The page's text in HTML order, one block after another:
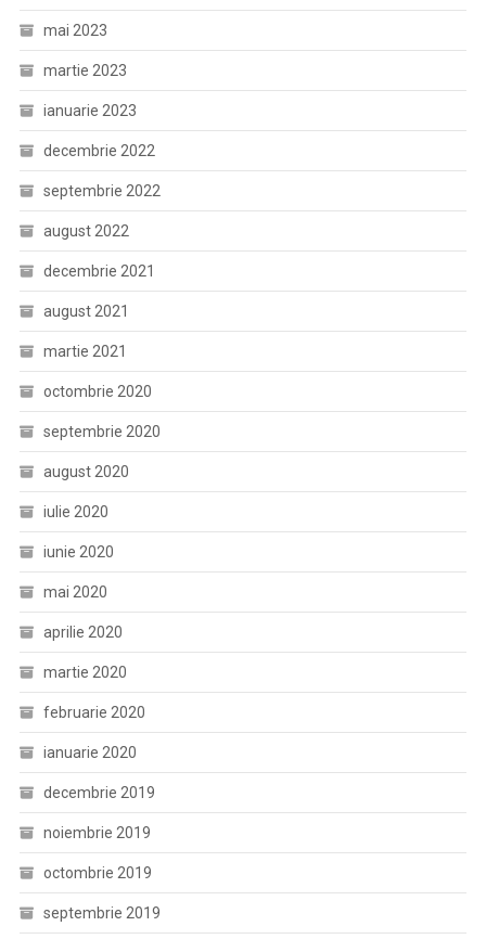
mai 2023
martie 2023
ianuarie 2023
decembrie 2022
septembrie 2022
august 2022
decembrie 2021
august 2021
martie 2021
octombrie 2020
septembrie 2020
august 2020
iulie 2020
iunie 2020
mai 2020
aprilie 2020
martie 2020
februarie 2020
ianuarie 2020
decembrie 2019
noiembrie 2019
octombrie 2019
septembrie 2019